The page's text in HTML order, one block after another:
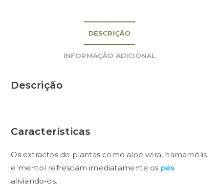
DESCRIÇÃO
INFORMAÇÃO ADICIONAL
Descrição
Características
Os extractos de plantas como aloe vera, hamamélis
e mentol refrescam imediatamente os pés
aliviando-os.